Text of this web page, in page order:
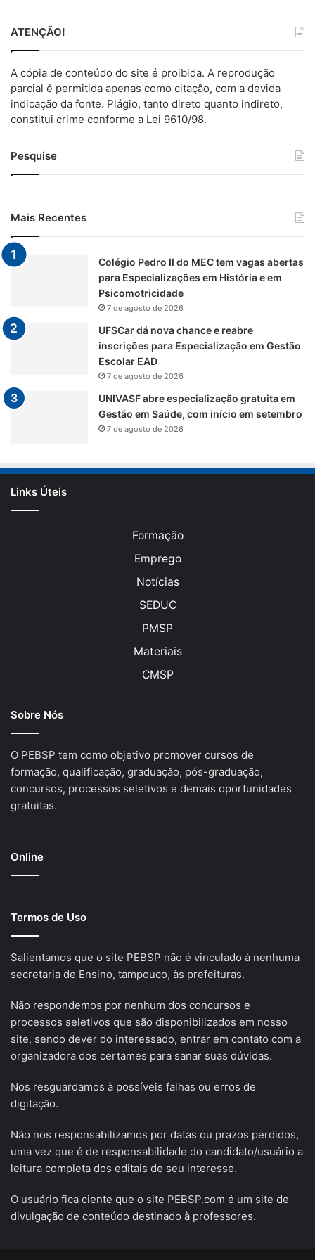
ATENÇÃO!
A cópia de conteúdo do site é proibida. A reprodução
parcial é permitida apenas como citação, com a devida
indicação da fonte. Plágio, tanto direto quanto indireto,
constitui crime conforme a Lei 9610/98.
Pesquise
Mais Recentes
Colégio Pedro II do MEC tem vagas abertas
para Especializações em História e em
Psicomotricidade
7 de agosto de 2026
UFSCar dá nova chance e reabre
inscrições para Especialização em Gestão
Escolar EAD
7 de agosto de 2026
UNIVASF abre especialização gratuita em
Gestão em Saúde, com início em setembro
7 de agosto de 2026
Links Úteis
Formação
Emprego
Notícias
SEDUC
PMSP
Materiais
CMSP
Sobre Nós
O PEBSP tem como objetivo promover cursos de
formação, qualificação, graduação, pós-graduação,
concursos, processos seletivos e demais oportunidades
gratuitas.
Online
Termos de Uso
Salientamos que o site PEBSP não é vinculado à nenhuma
secretaria de Ensino, tampouco, às prefeituras.
Não respondemos por nenhum dos concursos e
processos seletivos que são disponibilizados em nosso
site, sendo dever do interessado, entrar em contato com a
organizadora dos certames para sanar suas dúvidas.
Nos resguardamos à possíveis falhas ou erros de
digitação.
Não nos responsabilizamos por datas ou prazos perdidos,
uma vez que é de responsabilidade do candidato/usuário a
leitura completa dos editais de seu interesse.
O usuário fica ciente que o site PEBSP.com é um site de
divulgação de conteúdo destinado à professores.